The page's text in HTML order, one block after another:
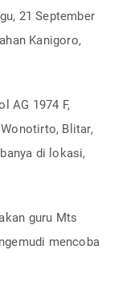
21 September
Kanigoro,
AG 1974 F,
Blitar,
di lokasi,
guru Mts
mencoba